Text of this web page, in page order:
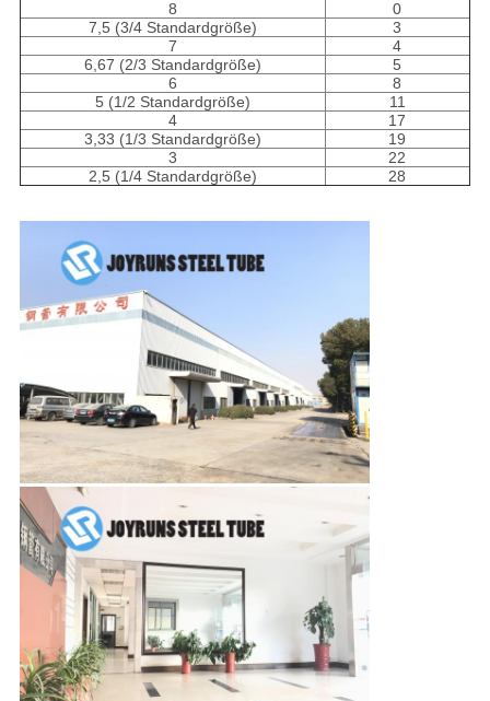
8
0
7,5 (3/4 Standardgröße)
3
7
4
6,67 (2/3 Standardgröße)
5
6
8
5 (1/2 Standardgröße)
11
4
17
3,33 (1/3 Standardgröße)
19
3
22
2,5 (1/4 Standardgröße)
28